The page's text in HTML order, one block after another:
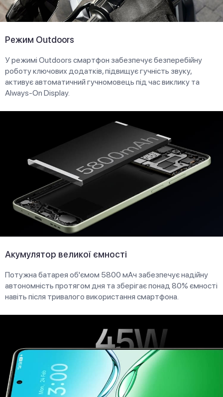
Режим Outdoors
У режимі Outdoors смартфон забезпечує безперебійну
роботу ключових додатків, підвищує гучність звуку,
активує автоматичний гучномовець під час виклику та
Always-On Display.
Акумулятор великої ємності
Потужна батарея об'ємом 5800 мАч забезпечує надійну
автономність протягом дня та зберігає понад 80% ємності
навіть після тривалого використання смартфона.